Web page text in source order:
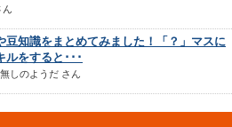
ん
豆知識をまとめてみました！「？」マスに
ルをすると･･･
しのようだ さん